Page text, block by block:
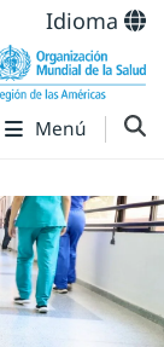
Idioma
Menú